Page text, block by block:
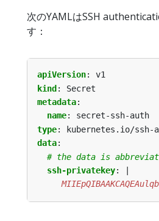
次のYAMLはSSH
す：
apiVersion:
v1
kind:
Secret
metadata:
name:
secret-ssh-auth
type:
kubernetes.io/ssh-
data:
# the data is
ssh-privatekey: